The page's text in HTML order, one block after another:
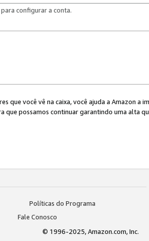
configurar a conta.
que você vê na caixa, você ajuda a Amazon
que possamos continuar garantindo uma alta
Políticas do Programa
Fale Conosco
© 1996-2025, Amazon.com, Inc.